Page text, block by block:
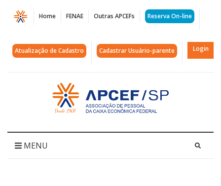
Página
Novas
áreas
liberadas
dos
Home FENAE Outras APCEFs Reserva On-line
Atualização de Cadastro Cadastrar Usuário-parente Login
Acessar
página
inicial
MENU